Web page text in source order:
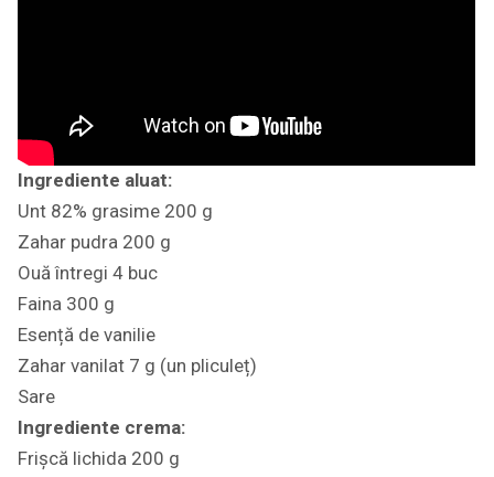
Ingrediente aluat:
Unt 82% grasime 200 g
Zahar pudra 200 g
Ouă întregi 4 buc
Faina 300 g
Esență de vanilie
Zahar vanilat 7 g (un pliculeț)
Sare
Ingrediente crema:
Frișcă lichida 200 g